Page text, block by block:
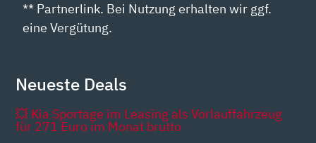
** Partnerlink. Bei Nutzung erhalten wir ggf.
eine Vergütung.
Neueste Deals
💥 Kia Sportage im Leasing als Vorlauffahrzeug
für 271 Euro im Monat brutto